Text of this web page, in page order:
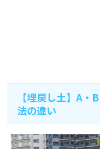
【埋戻し土】A・
法の違い